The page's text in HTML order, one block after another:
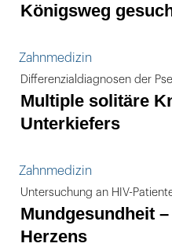
Königsweg
Zahnmedizin
Differenzialdiagnosen der
Multiple solitäre
Unterkiefers
Zahnmedizin
Untersuchung an HIV-
Mundgesundheit
Herzens